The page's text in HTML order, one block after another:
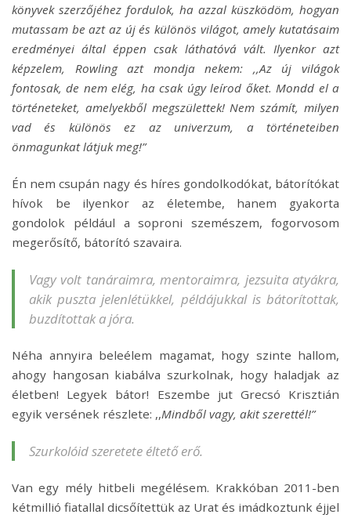
könyvek szerzőjéhez fordulok, ha azzal küszködöm, hogyan
mutassam be azt az új és különös világot, amely kutatásaim
eredményei által éppen csak láthatóvá vált. Ilyenkor azt
képzelem, Rowling azt mondja nekem: ,,Az új világok
fontosak, de nem elég, ha csak úgy leírod őket. Mondd el a
történeteket, amelyekből megszülettek! Nem számít, milyen
vad és különös ez az univerzum, a történeteiben
önmagunkat látjuk meg!”
Én nem csupán nagy és híres gondolkodókat, bátorítókat
hívok be ilyenkor az életembe, hanem gyakorta
gondolok például a soproni szemészem, fogorvosom
megerősítő, bátorító szavaira.
Vagy volt tanáraimra, mentoraimra, jezsuita atyákra,
akik puszta jelenlétükkel, példájukkal is bátorítottak,
buzdítottak a jóra.
Néha annyira beleélem magamat, hogy szinte hallom,
ahogy hangosan kiabálva szurkolnak, hogy haladjak az
életben! Legyek bátor! Eszembe jut Grecsó Krisztián
egyik versének részlete: ,,Mindből vagy, akit szerettél!”
Szurkolóid szeretete éltető erő.
Van egy mély hitbeli megélésem. Krakkóban 2011-ben
kétmillió fiatallal dicsőítettük az Urat és imádkoztunk éjjel